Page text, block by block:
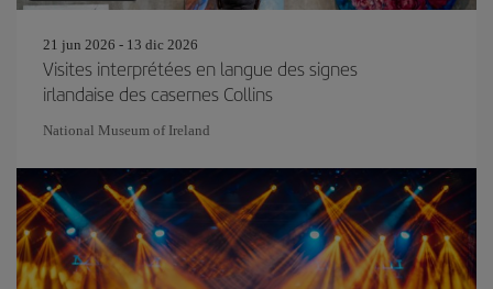
21 jun 2026 - 13 dic 2026
Visites interprétées en langue des signes
irlandaise des casernes Collins
National Museum of Ireland